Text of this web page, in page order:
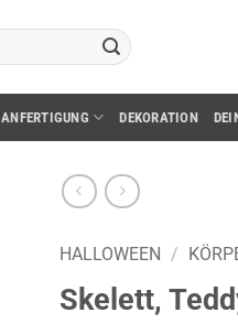
ANFERTIGUNG DEKORATION
HALLOWEEN /
Skelett,